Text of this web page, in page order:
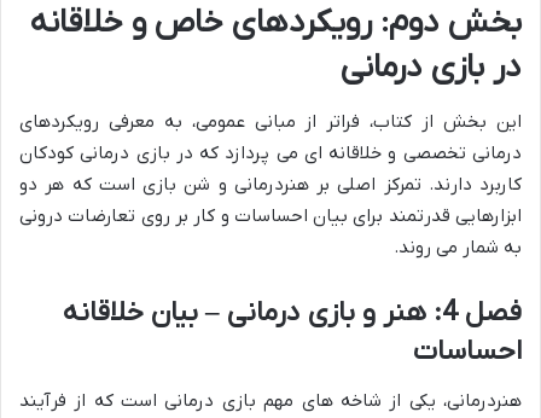
بخش دوم: رویکردهای خاص و خلاقانه
در بازی درمانی
این بخش از کتاب، فراتر از مبانی عمومی، به معرفی رویکردهای
درمانی تخصصی و خلاقانه ای می پردازد که در بازی درمانی کودکان
کاربرد دارند. تمرکز اصلی بر هنردرمانی و شن بازی است که هر دو
ابزارهایی قدرتمند برای بیان احساسات و کار بر روی تعارضات درونی
به شمار می روند.
فصل 4: هنر و بازی درمانی – بیان خلاقانه
احساسات
هنردرمانی، یکی از شاخه های مهم بازی درمانی است که از فرآیند